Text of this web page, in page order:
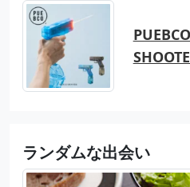
ランダムな出会い